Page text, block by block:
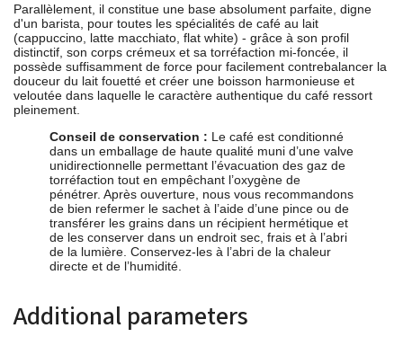
Parallèlement, il constitue une base absolument parfaite, digne
d'un barista, pour toutes les spécialités de café au lait
(cappuccino, latte macchiato, flat white) - grâce à son profil
distinctif, son corps crémeux et sa torréfaction mi-foncée, il
possède suffisamment de force pour facilement contrebalancer la
douceur du lait fouetté et créer une boisson harmonieuse et
veloutée dans laquelle le caractère authentique du café ressort
pleinement.
Conseil de conservation : Le café est conditionné
dans un emballage de haute qualité muni d’une valve
unidirectionnelle permettant l’évacuation des gaz de
torréfaction tout en empêchant l’oxygène de
pénétrer. Après ouverture, nous vous recommandons
de bien refermer le sachet à l’aide d’une pince ou de
transférer les grains dans un récipient hermétique et
de les conserver dans un endroit sec, frais et à l’abri
de la lumière. Conservez-les à l’abri de la chaleur
directe et de l’humidité.
Additional parameters